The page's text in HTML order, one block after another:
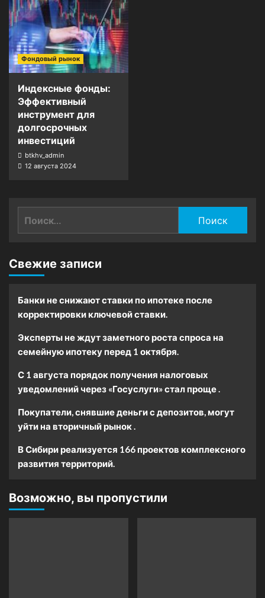
Фондовый рынок
Индексные фонды:
Эффективный
инструмент для
долгосрочных
инвестиций
btkhv_admin
12 августа 2024
Свежие записи
Банки не снижают ставки по ипотеке после
корректировки ключевой ставки.
Эксперты не ждут заметного роста спроса на
семейную ипотеку перед 1 октября.
С 1 августа порядок получения налоговых
уведомлений через «Госуслуги» стал проще .
Покупатели, снявшие деньги с депозитов, могут
уйти на вторичный рынок .
В Сибири реализуется 166 проектов комплексного
развития территорий.
Возможно, вы пропустили